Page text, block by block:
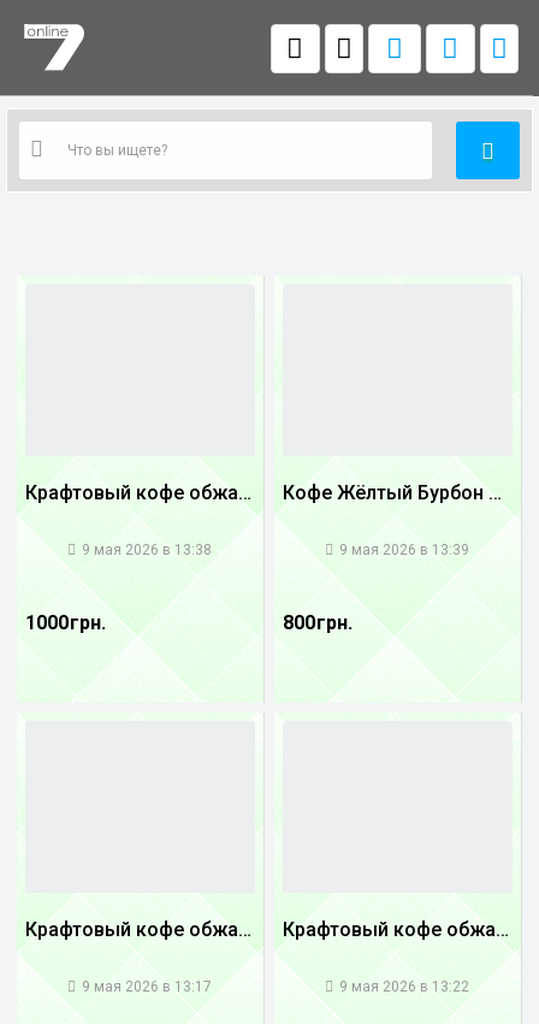
Крафтовый кофе обжареный Танзания
9 мая 2026 в 13:38
1000 грн.
Кофе Жёлтый Бурбон Бразилия
9 мая 2026 в 13:39
800 грн.
Крафтовый кофе обжареный купаж арабики 3...
9 мая 2026 в 13:17
Крафтовый кофе обжареный купаж арабики 5...
9 мая 2026 в 13:22